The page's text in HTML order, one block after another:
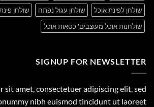
שולחן לפינת אוכל
שולחן עגול נפתח
שולחן
שולחנות אוכל מעוצבים' כסאות אוכל
SIGNUP FOR NEWSLETTER
sit amet, consectetuer adipiscing elit, sed
nibh euismod tincidunt ut laoreet.